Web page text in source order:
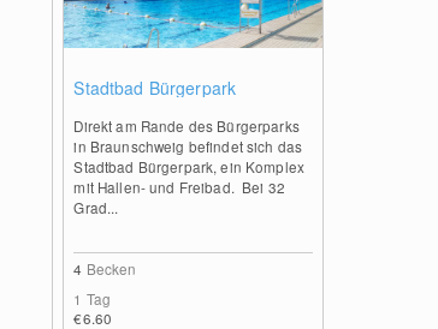
Stadtbad Bürgerpark
Direkt am Rande des Bürgerparks
in Braunschweig befindet sich das
Stadtbad Bürgerpark, ein Komplex
mit Hallen- und Freibad. Bei 32
Grad...
4 Becken
1 Tag
€6.60